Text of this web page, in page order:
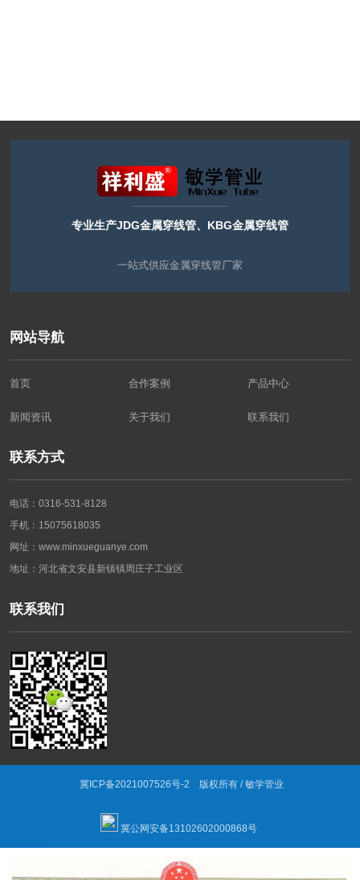
专业生产JDG金属穿线管、KBG金属穿线管
一站式供应金属穿线管厂家
网站导航
首页 合作案例 产品中心
新闻资讯 关于我们 联系我们
联系方式
电话：0316-531-8128
手机：15075618035
网址：www.minxueguanye.com
地址：河北省文安县新镇镇周庄子工业区
联系我们
冀ICP备2021007526号-2 版权所有 / 敏学管业
冀公网安备13102602000868号